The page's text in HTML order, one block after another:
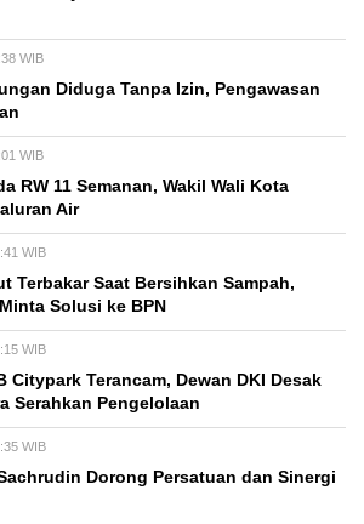
WIB
Diduga Tanpa Izin, Pengawasan
WIB
RW 11 Semanan, Wakil Wali Kota
Air
WIB
Terbakar Saat Bersihkan Sampah,
Solusi ke BPN
WIB
Citypark Terancam, Dewan DKI Desak
Serahkan Pengelolaan
WIB
Dorong Persatuan dan Sinergi